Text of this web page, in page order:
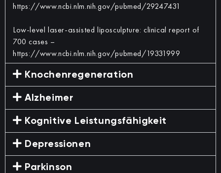
https://www.ncbi.nlm.nih.gov/pubmed/29247431
Low-level laser-assisted liposculpture: clinical report of
700 cases –
https://www.ncbi.nlm.nih.gov/pubmed/19331999
Knochenregeneration
Alzheimer
Kognitive Leistungsfähigkeit
Depressionen
Parkinson